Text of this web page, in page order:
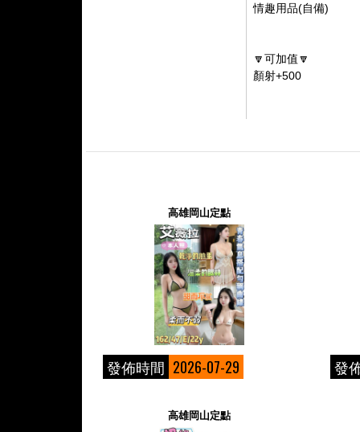
情趣用品(自備)
🔽可加值🔽
顏射+500
高雄岡山定點
發佈時間 2026-07-29 發
高雄岡山定點